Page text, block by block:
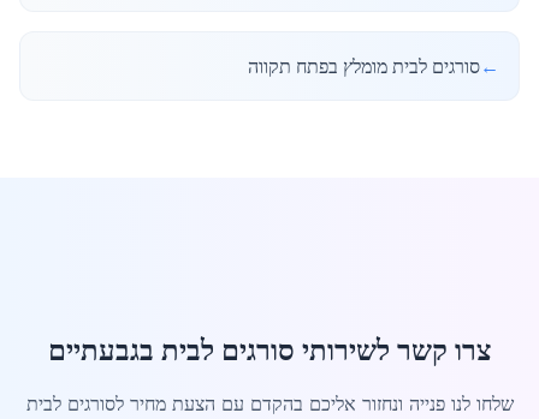
←סורגים לבית מומלץ בפתח תקווה
צרו קשר לשירותי סורגים לבית בגבעתיים
שלחו לנו פנייה ונחזור אליכם בהקדם עם הצעת מחיר לסורגים לבית